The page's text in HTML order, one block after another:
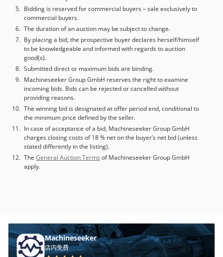
Bidding is reserved for commercial buyers – sale exclusively to
commercial buyers.
The duration of an auction may be subject to change.
By placing a bid, the prospective buyer declares herself/himself
to be knowledgeable and informed with regards to auction
good(s).
Submitted direct or maximum bids are binding.
Machineseeker Group GmbH reserves the right to examine
incoming bids. Bids can be rejected or cancelled without
providing reasons.
The winning bid is designated at offer period end, conditional to
the minimum price defined by the seller.
In case of acceptance of a bid, Machineseeker Group GmbH
charges closing costs of 18 % net on the buyer’s net bid (unless
stated differently in the listing).
The General Auction Terms of Machineseeker Group GmbH
apply.
Machineseeker
店内免费